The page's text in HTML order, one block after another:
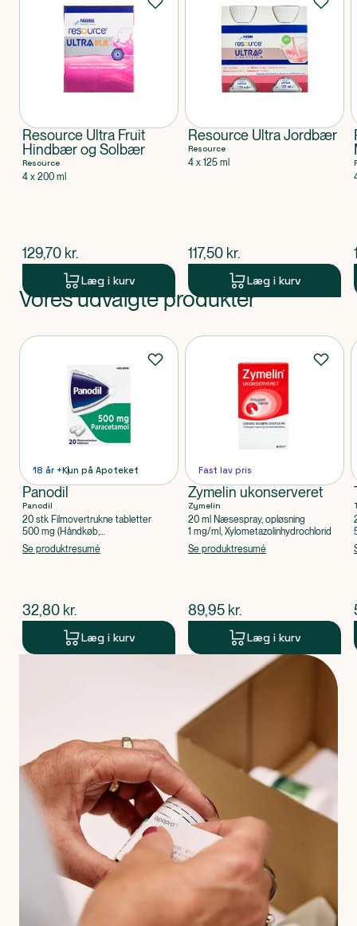
Resource Ultra Fruit
Hindbær og Solbær
Resource
4 x 200 ml
$nuværende pris
129,70 kr.
Læg i kurv
Resource Ultra Jordbær
Resource
4 x 125 ml
$nuværende pris
117,50 kr.
Læg i kurv
Produkt 1 af 0
Vores udvalgte produkter
Produkter
18 år +Kun på Apoteket
Panodil
Panodil
20 stk Filmovertrukne tabletter
500 mg (Håndkøb,
apoteksforbeholdt), Paracetamol
Se produktresumé
$nuværende pris
32,80 kr.
Læg i kurv
Fast lav pris
Zymelin ukonserveret
Zymelin
20 ml Næsespray, opløsning
1 mg/ml, Xylometazolinhydrochlorid
Se produktresumé
$nuværende pris
89,95 kr.
Læg i kurv